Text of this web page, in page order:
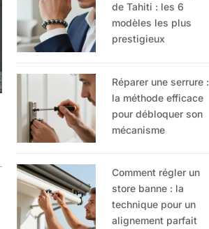
de Tahiti : les 6
modèles les plus
prestigieux
Réparer une serrure :
la méthode efficace
pour débloquer son
mécanisme
Comment régler un
store banne : la
technique pour un
alignement parfait